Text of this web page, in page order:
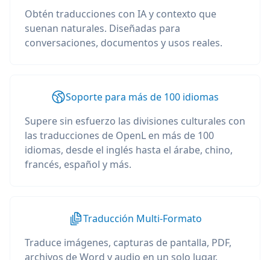
Obtén traducciones con IA y contexto que
suenan naturales. Diseñadas para
conversaciones, documentos y usos reales.
Soporte para más de 100 idiomas
Supere sin esfuerzo las divisiones culturales con
las traducciones de OpenL en más de 100
idiomas, desde el inglés hasta el árabe, chino,
francés, español y más.
Traducción Multi-Formato
Traduce imágenes, capturas de pantalla, PDF,
archivos de Word y audio en un solo lugar.